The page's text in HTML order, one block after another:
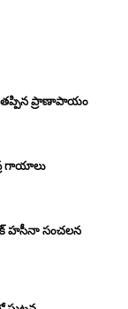
తప్పిన ప్రాణాపాయం
గాయాలు
హసీనా సంచలన